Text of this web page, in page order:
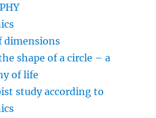
dimensions
shape of a circle – a
of life
study according to